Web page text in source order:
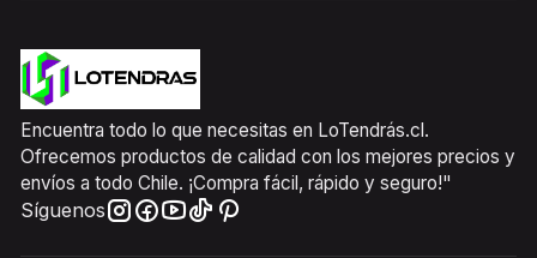
Encuentra todo lo que necesitas en LoTendrás.cl.
Ofrecemos productos de calidad con los mejores precios y
envíos a todo Chile. ¡Compra fácil, rápido y seguro!"
Síguenos